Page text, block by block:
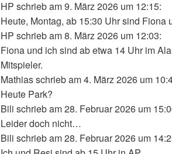
HP schrieb am 9. März 2026 um 12:15:
Heute, Montag, ab 15:30 Uhr sind Fiona
HP schrieb am 8. März 2026 um 12:03:
Fiona und ich sind ab etwa 14 Uhr im
Mitspieler.
Mathiasschrieb am 4. März 2026 um
Heute Park?
Bili schrieb am 28. Februar 2026 um
Leider doch nicht…
Bili schrieb am 28. Februar 2026 um